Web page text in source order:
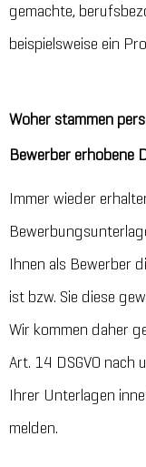
gemachte,
beispielsweise ein
Woher stammen
Bewerber erhobene
Immer wieder
Ihnen als Bewerber
ist bzw. Sie diese
Wir kommen daher
Art. 14 DSGVO
Ihrer Unterlagen
melden.